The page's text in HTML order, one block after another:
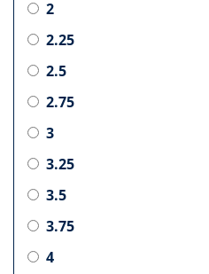
2
2.25
2.5
2.75
3
3.25
3.5
3.75
4